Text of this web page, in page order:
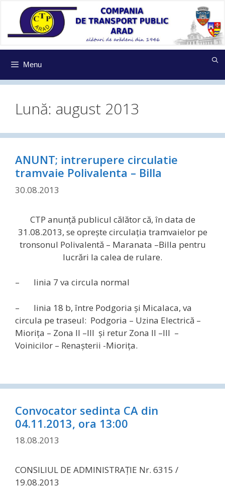
conținut
Menu
Lună: august 2013
ANUNT; intrerupere circulatie
tramvaie Polivalenta – Billa
30.08.2013
CTP anunţă publicul călător că, în data de
31.08.2013, se opreşte circulaţia tramvaielor pe
tronsonul Polivalentă – Maranata –Billa pentru
lucrări la calea de rulare.
– linia 7 va circula normal
– linia 18 b, între Podgoria şi Micalaca, va
circula pe traseul: Podgoria – Uzina Electrică –
Mioriţa – Zona II –III şi retur Zona II –III –
Voinicilor – Renaşterii -Mioriţa.
Convocator sedinta CA din
04.11.2013, ora 13:00
18.08.2013
CONSILIUL DE ADMINISTRAŢIE Nr. 6315 /
19.08.2013